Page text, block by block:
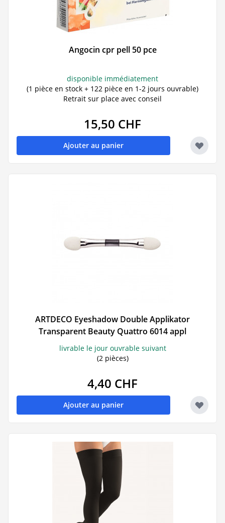
Angocin cpr pell 50 pce
disponible immédiatement
(1 pièce en stock + 122 pièce en 1-2 jours ouvrable)
Retrait sur place avec conseil
15,50 CHF
Ajouter au panier
ARTDECO Eyeshadow Double Applikator
Transparent Beauty Quattro 6014 appl
livrable le jour ouvrable suivant
(2 pièces)
4,40 CHF
Ajouter au panier